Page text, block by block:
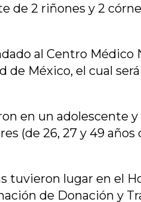
de 2 riñones y 2
al Centro Médico
de México, el cual será
en un adolescente
(de 26, 27 y 49
tuvieron lugar en el
de Donación y